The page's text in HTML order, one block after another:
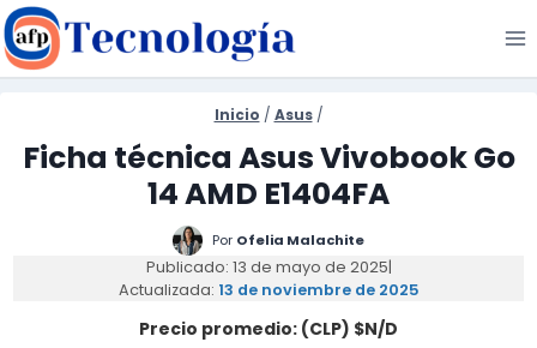
Saltar
al
contenido
Inicio / Asus /
Ficha técnica Asus Vivobook Go
14 AMD E1404FA
Por Ofelia Malachite
Publicado: 13 de mayo de 2025|
Actualizada: 13 de noviembre de 2025
Precio promedio: (CLP) $N/D